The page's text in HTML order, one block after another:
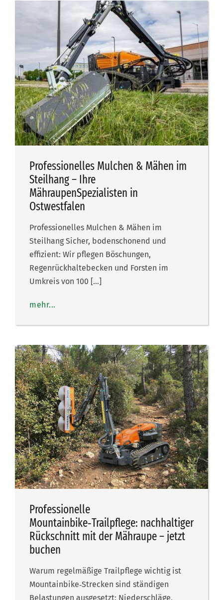
Professionelles Mulchen & Mähen im
Steilhang – Ihre
MähraupenSpezialisten in
Ostwestfalen
Professionelles Mulchen & Mähen im
Steilhang Sicher, bodenschonend und
effizient: Wir pflegen Böschungen,
Regenrückhaltebecken und Forsten im
Umkreis von 100 […]
mehr...
Professionelle
Mountainbike‑Trailpflege: nachhaltiger
Rückschnitt mit der Mähraupe – jetzt
buchen
Warum regelmäßige Trailpflege wichtig ist
Mountainbike‑Strecken sind ständigen
Belastungen ausgesetzt: Niederschläge,